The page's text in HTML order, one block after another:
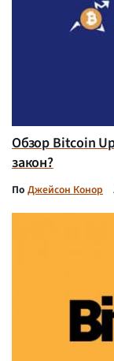
Обзор Bitcoin
закон?
По Джейсон Конор